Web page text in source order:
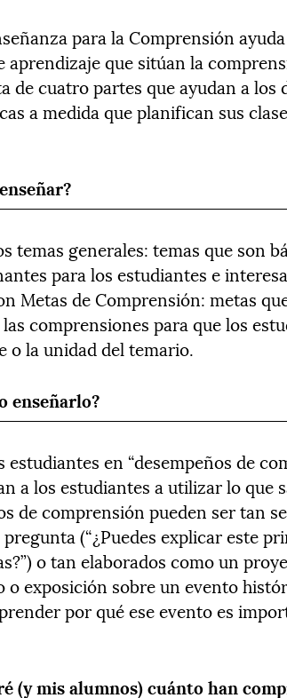
para la Comprensión
aprendizaje que sitúan la
de cuatro partes que ayudan a los
a medida que planifican sus
temas generales: temas que son
para los estudiantes e
Metas de Comprensión: metas
comprensiones para que los
o la unidad del temario.
enseñarlo?
en “desempeños de
a los estudiantes a utilizar lo que
de comprensión pueden ser tan
(“¿Puedes explicar este
o tan elaborados como un
exposición sobre un evento
por qué ese evento es
(y mis alumnos) cuánto han